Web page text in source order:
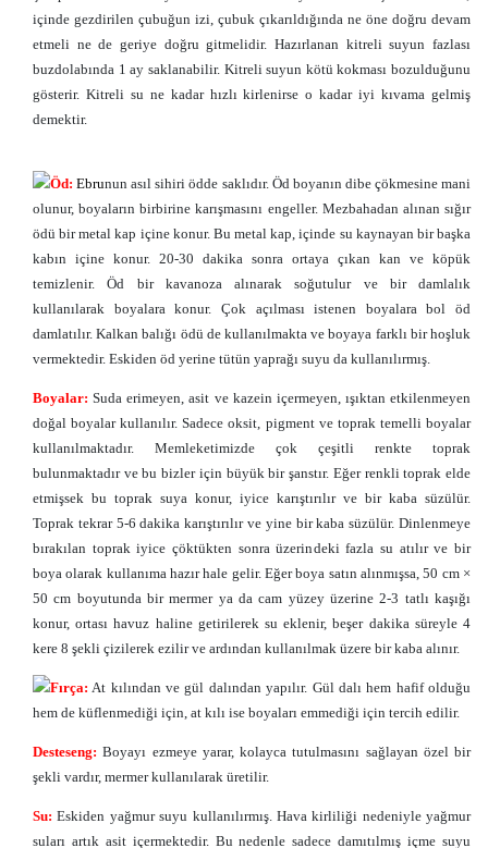
içinde gezdirilen çubuğun izi, çubuk çıkarıldığında ne öne doğru devam
etmeli ne de geriye doğru gitmelidir. Hazırlanan kitreli suyun fazlası
buzdolabında 1 ay saklanabilir. Kitreli suyun kötü kokması bozulduğunu
gösterir. Kitreli su ne kadar hızlı kirlenirse o kadar iyi kıvama gelmiş
demektir.
Öd: Ebrunun asıl sihiri ödde saklıdır. Öd boyanın dibe çökmesine mani
olunur, boyaların birbirine karışmasını engeller. Mezbahadan alınan sığır
ödü bir metal kap içine konur. Bu metal kap, içinde su kaynayan bir başka
kabın içine konur. 20-30 dakika sonra ortaya çıkan kan ve köpük
temizlenir. Öd bir kavanoza alınarak soğutulur ve bir damlalık
kullanılarak boyalara konur. Çok açılması istenen boyalara bol öd
damlatılır. Kalkan balığı ödü de kullanılmakta ve boyaya farklı bir hoşluk
vermektedir. Eskiden öd yerine tütün yaprağı suyu da kullanılırmış.
Boyalar: Suda erimeyen, asit ve kazein içermeyen, ışıktan etkilenmeyen
doğal boyalar kullanılır. Sadece oksit, pigment ve toprak temelli boyalar
kullanılmaktadır. Memleketimizde çok çeşitli renkte toprak
bulunmaktadır ve bu bizler için büyük bir şanstır. Eğer renkli toprak elde
etmişsek bu toprak suya konur, iyice karıştırılır ve bir kaba süzülür.
Toprak tekrar 5-6 dakika karıştırılır ve yine bir kaba süzülür. Dinlenmeye
bırakılan toprak iyice çöktükten sonra üzerindeki fazla su atılır ve bir
boya olarak kullanıma hazır hale gelir. Eğer boya satın alınmışsa, 50 cm ×
50 cm boyutunda bir mermer ya da cam yüzey üzerine 2-3 tatlı kaşığı
konur, ortası havuz haline getirilerek su eklenir, beşer dakika süreyle 4
kere 8 şekli çizilerek ezilir ve ardından kullanılmak üzere bir kaba alınır.
Fırça: At kılından ve gül dalından yapılır. Gül dalı hem hafif olduğu
hem de küflenmediği için, at kılı ise boyaları emmediği için tercih edilir.
Desteseng: Boyayı ezmeye yarar, kolayca tutulmasını sağlayan özel bir
şekli vardır, mermer kullanılarak üretilir.
Su: Eskiden yağmur suyu kullanılırmış. Hava kirliliği nedeniyle yağmur
suları artık asit içermektedir. Bu nedenle sadece damıtılmış içme suyu